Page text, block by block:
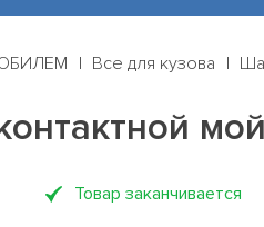
Все для кузова
Товар заканчивается